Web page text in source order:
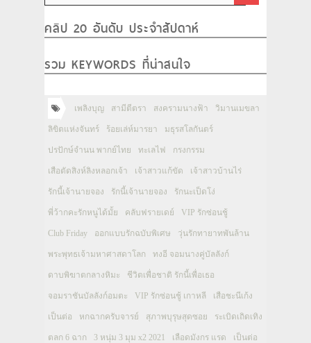
คลิป 20 อันดับ ประจำสัปดาห์
รวม KEYWORDS ที่น่าสนใจ
เพลิงบุญ สามีตีตรา สงครามนางฟ้า วิมานเมขลา
ลิขิตแห่งจันทร์ ร้อยเล่ห์มารยา มธุรสโลกันตร์
ปรปักษ์จำนน พากย์ไทย ทะเลไฟ กรงกรรม
เสือตัดสิงห์ลิงหลอกเจ้า เจ้าสาวแก้ขัด เจ้าสาวบ้านไร่
รักนี้เจ้านายจอง รักนี้เจ้านายจอง รักนะเป็ดโง่
พี่ว้ากคะรักหนูได้มั้ย คลับฟรายเดย์ VIP รักซ่อนชู้
Club Friday ออกแบบรักฉบับพิเศษ วุ่นรักทายาทพันล้าน
พระพุทธเจ้ามหาศาสดาโลก ทงอี จอมนางคู่บัลลังก์
ดาบพิฆาตกลางหิมะ ชีวิตเพื่อชาติ รักนี้เพื่อเธอ
จอมราชันบัลลังก์อมตะ VIP รักซ่อนชู้ เกาหลี เสือชะนีเก้ง
เป็นต่อ หกฉากครับจารย์ สุภาพบุรุษสุดซอย ระเบิดเถิดเทิง
ตลก 6 ฉาก 3 หนุ่ม 3 มุม x2 2021 เลือดมังกร แรด เป็นต่อ